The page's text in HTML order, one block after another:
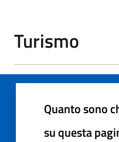
Turismo
Quanto sono
su questa